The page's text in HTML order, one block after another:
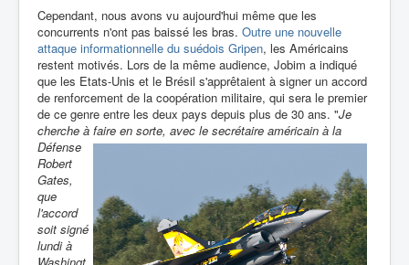
Cependant, nous avons vu aujourd'hui même que les
concurrents n'ont pas baissé les bras. Outre une nouvelle
attaque informationnelle du suédois Gripen, les Américains
restent motivés. Lors de la même audience, Jobim a indiqué
que les Etats-Unis et le Brésil s'apprêtaient à signer un accord
de renforcement de la coopération militaire, qui sera le premier
de ce genre entre les deux pays depuis plus de 30 ans. "Je
cherche à faire en sorte, avec le secrétaire américain à la
Défense
Robert
Gates,
que
l'accord
soit signé
lundi à